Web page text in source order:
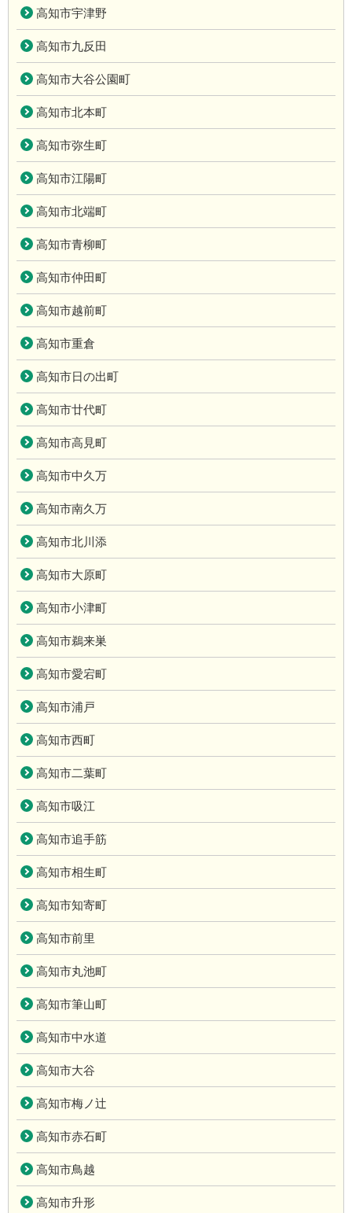
高知市宇津野
高知市九反田
高知市大谷公園町
高知市北本町
高知市弥生町
高知市江陽町
高知市北端町
高知市青柳町
高知市仲田町
高知市越前町
高知市重倉
高知市日の出町
高知市廿代町
高知市高見町
高知市中久万
高知市南久万
高知市北川添
高知市大原町
高知市小津町
高知市鵜来巣
高知市愛宕町
高知市浦戸
高知市西町
高知市二葉町
高知市吸江
高知市追手筋
高知市相生町
高知市知寄町
高知市前里
高知市丸池町
高知市筆山町
高知市中水道
高知市大谷
高知市梅ノ辻
高知市赤石町
高知市鳥越
高知市升形